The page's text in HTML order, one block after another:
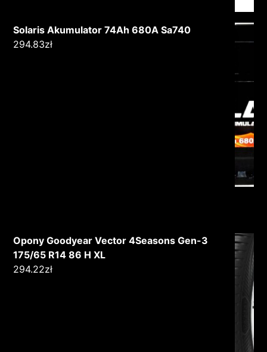
Solaris Akumulator 74Ah 680A Sa740
294.83zł
Opony Goodyear Vector 4Seasons Gen-3
175/65 R14 86 H XL
294.22zł